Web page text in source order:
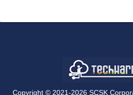
Copyright © 2021-2026 SCSK